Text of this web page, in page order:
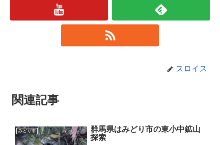
スロイス
関連記事
みどり市
群馬県はみどり市の東小中鉱山
探索